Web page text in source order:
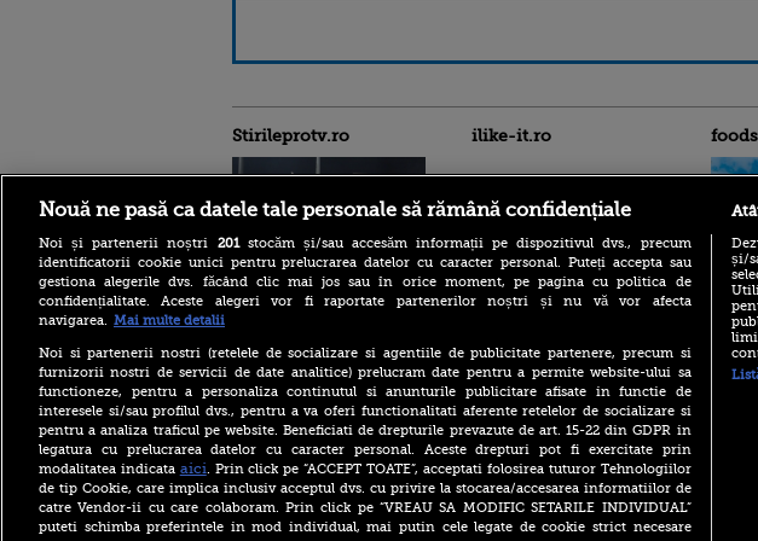
Stirileprotv.ro
Răsturnare de situație în
cazul avionului cargo
Ce neagă autoritățile
O familie care a plătit 3.500
de euro pentru o vacanță în
Bulgaria a primit un SMS
înainte să plece: „Nu
mergeți la aeroport”
Se construiește cea mai
înaltă clădire din lume.
Primul zgârie-nori de 1.000
de metri. Unde este ridicat
ilike-it.ro
(P)
cu
(P)
Nouă ne pasă ca datele tale personale să rămână confidențiale
Noi și partenerii noștri 201stocăm și/sau accesăm informații pe dispozitivul dvs., precum
identificatorii cookie unici pentru prelucrarea datelor cu caracter personal. Puteți accepta sau
gestiona alegerile dvs. făcând clic mai jos sau în orice moment, pe pagina cu politica de
confidențialitate. Aceste alegeri vor fi raportate partenerilor noștri și nu vă vor afecta
navigarea. Mai multe detalii
Noi si partenerii nostri (retelele de socializare si agentiile de publicitate partenere, precum si
furnizorii nostri de servicii de date analitice) prelucram date pentru a permite website-ului sa
functioneze, pentru a personaliza continutul si anunturile publicitare afisate in functie de
interesele si/sau profilul dvs., pentru a va oferi functionalitati aferente retelelor de socializare si
pentru a analiza traficul pe website. Beneficiati de drepturile prevazute de art. 15-22 din GDPR in
legatura cu prelucrarea datelor cu caracter personal. Aceste drepturi pot fi exercitate prin
modalitatea indicata aici. Prin click pe “ACCEPT TOATE”, acceptati folosirea tuturor Tehnologiilor
de tip Cookie, care implica inclusiv acceptul dvs. cu privire la stocarea/accesarea informatiilor de
catre Vendor-ii cu care colaboram. Prin click pe “VREAU SA MODIFIC SETARILE INDIVIDUAL”
puteti schimba preferintele in mod individual, mai putin cele legate de cookie strict necesare
și/